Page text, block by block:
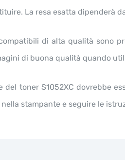
La resa esatta dipenderà
di alta qualità sono
di buona qualità quando
del toner S1052XC dovrebbe
stampante e seguire le